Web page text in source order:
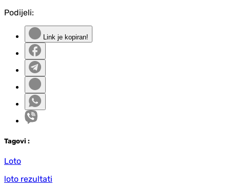
Podijeli:
Link je kopiran!
Tagovi :
Loto
loto rezultati